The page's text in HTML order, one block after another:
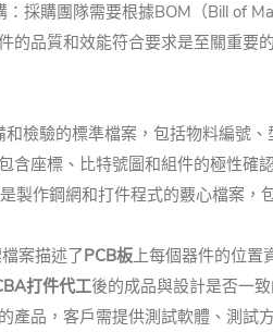
採購團隊需要根據BOM（Bill of
的品質和效能符合要求是至關重
檢驗的標準檔案，包括物料編號
含座標、比特號圖和組件的極性
製作鋼網和打件程式的覈心檔案
案描述了PCB板上每個器件的位置
打件代工後的成品與設計是否一
產品，客戶需提供測試軟體、測試